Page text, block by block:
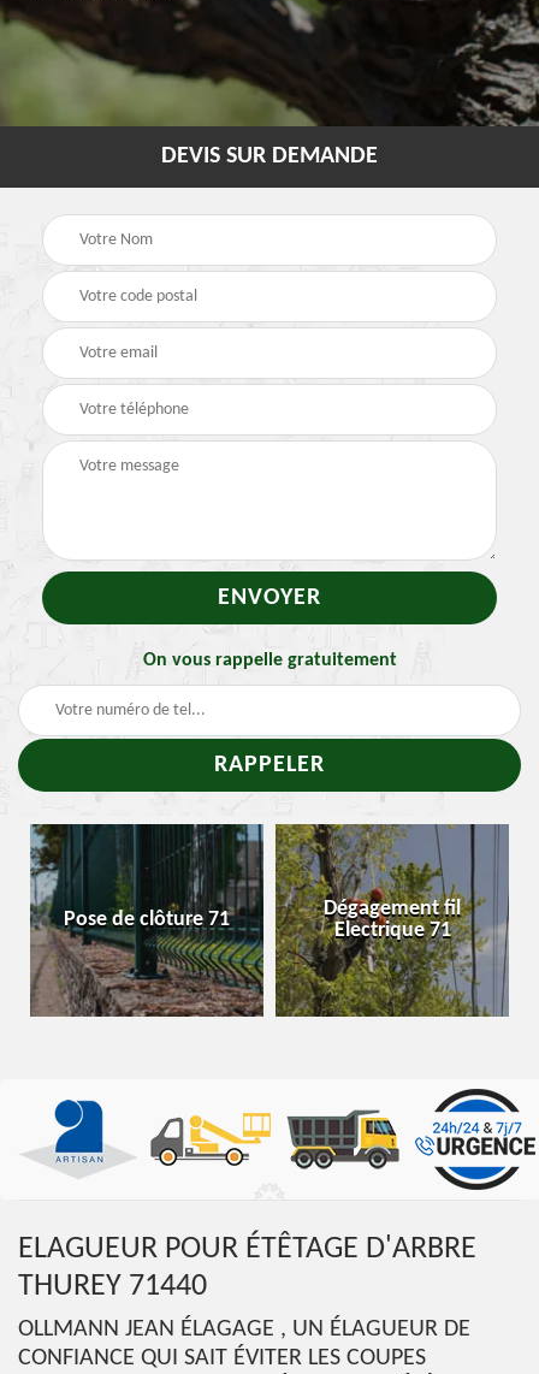
DEVIS SUR DEMANDE
On vous rappelle gratuitement
clôture 71
Dégagement fil
Electrique 71
chenille
ELAGUEUR POUR ÉTÊTAGE D'ARBRE
THUREY 71440
OLLMANN JEAN ÉLAGAGE , UN ÉLAGUEUR DE
CONFIANCE QUI SAIT ÉVITER LES COUPES